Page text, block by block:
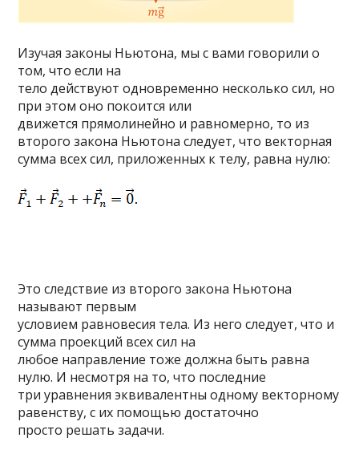
Изучая законы Ньютона, мы с вами говорили о
том, что если на
тело действуют одновременно несколько сил, но
при этом оно покоится или
движется прямолинейно и равномерно, то из
второго закона Ньютона следует, что векторная
сумма всех сил, приложенных к телу, равна нулю:
Это следствие из второго закона Ньютона
называют первым
условием равновесия тела. Из него следует, что и
сумма проекций всех сил на
любое направление тоже должна быть равна
нулю. И несмотря на то, что последние
три уравнения эквивалентны одному векторному
равенству, с их помощью достаточно
просто решать задачи.